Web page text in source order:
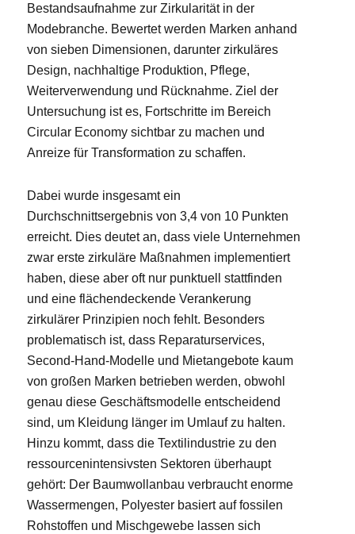
Bestandsaufnahme zur Zirkularität in der
Modebranche. Bewertet werden Marken anhand
von sieben Dimensionen, darunter zirkuläres
Design, nachhaltige Produktion, Pflege,
Weiterverwendung und Rücknahme. Ziel der
Untersuchung ist es, Fortschritte im Bereich
Circular Economy sichtbar zu machen und
Anreize für Transformation zu schaffen.
Dabei wurde insgesamt ein
Durchschnittsergebnis von 3,4 von 10 Punkten
erreicht. Dies deutet an, dass viele Unternehmen
zwar erste zirkuläre Maßnahmen implementiert
haben, diese aber oft nur punktuell stattfinden
und eine flächendeckende Verankerung
zirkulärer Prinzipien noch fehlt. Besonders
problematisch ist, dass Reparaturservices,
Second-Hand-Modelle und Mietangebote kaum
von großen Marken betrieben werden, obwohl
genau diese Geschäftsmodelle entscheidend
sind, um Kleidung länger im Umlauf zu halten.
Hinzu kommt, dass die Textilindustrie zu den
ressourcenintensivsten Sektoren überhaupt
gehört: Der Baumwollanbau verbraucht enorme
Wassermengen, Polyester basiert auf fossilen
Rohstoffen und Mischgewebe lassen sich